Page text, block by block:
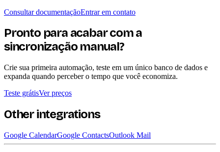
Consultar documentaçãoEntrar em contato
Pronto para acabar com a
sincronização manual?
Crie sua primeira automação, teste em um único banco de dados e
expanda quando perceber o tempo que você economiza.
Teste grátisVer preços
Other integrations
Google CalendarGoogle ContactsOutlook Mail